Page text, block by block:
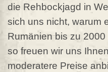
die Rehbockjagd in
sich uns nicht, warum
Rumänien bis zu
so freuen wir uns
moderatere Preise